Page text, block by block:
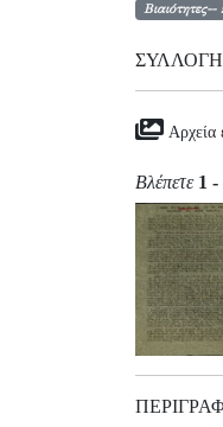
Βιαιότητες--
Αρχεία
Βλέπετε 1 -